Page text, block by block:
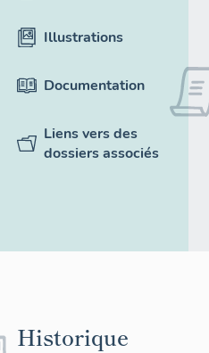
Illustrations
Documentation
Liens vers des
dossiers associés
Historique